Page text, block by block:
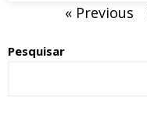
« Previous
Pesquisar